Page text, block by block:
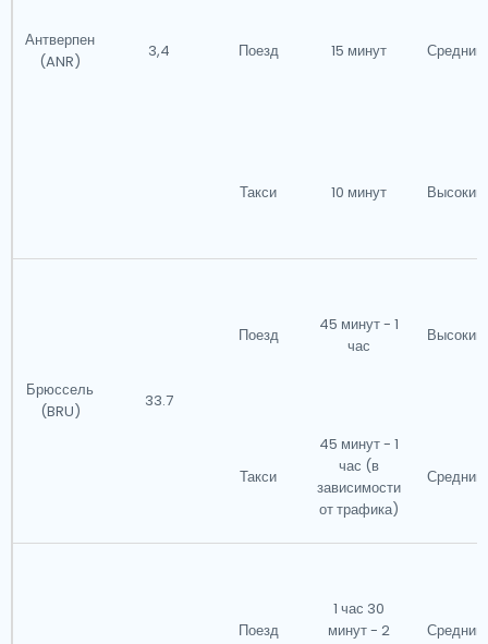
Антверпен
(ANR)
3,4 Поезд 15 минут Средний
Такси 10 минут Высокий
Брюссель
(BRU)
33.7
Поезд
45 минут - 1
час
Высокий
Такси
45 минут - 1
час (в
зависимости
от трафика)
Средний
Поезд
1 час 30
минут - 2
Средний